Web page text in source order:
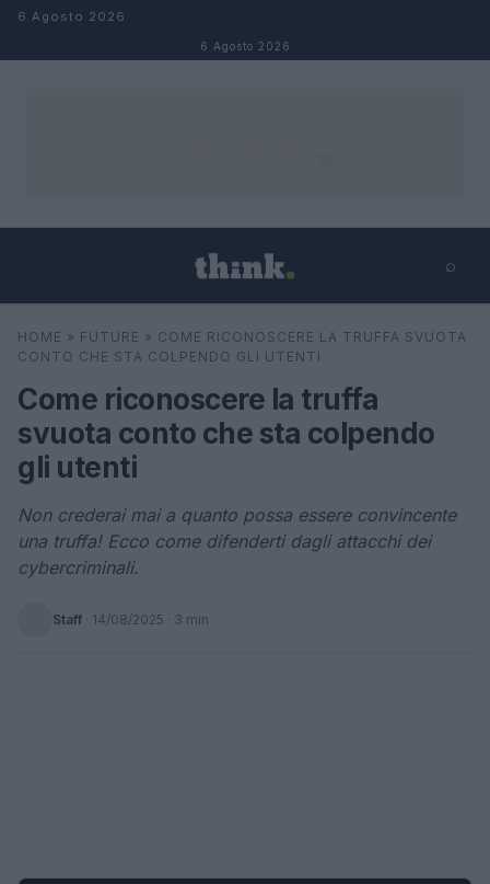
Salta al contenuto
6 Agosto 2026
6 Agosto 2026
⌕
Cerca ⌕ ×
HOME » FUTURE » COME RICONOSCERE LA TRUFFA SVUOTA
CONTO CHE STA COLPENDO GLI UTENTI
Come riconoscere la truffa
svuota conto che sta colpendo
gli utenti
Non crederai mai a quanto possa essere convincente
una truffa! Ecco come difenderti dagli attacchi dei
cybercriminali.
Staff · 14/08/2025 · 3 min